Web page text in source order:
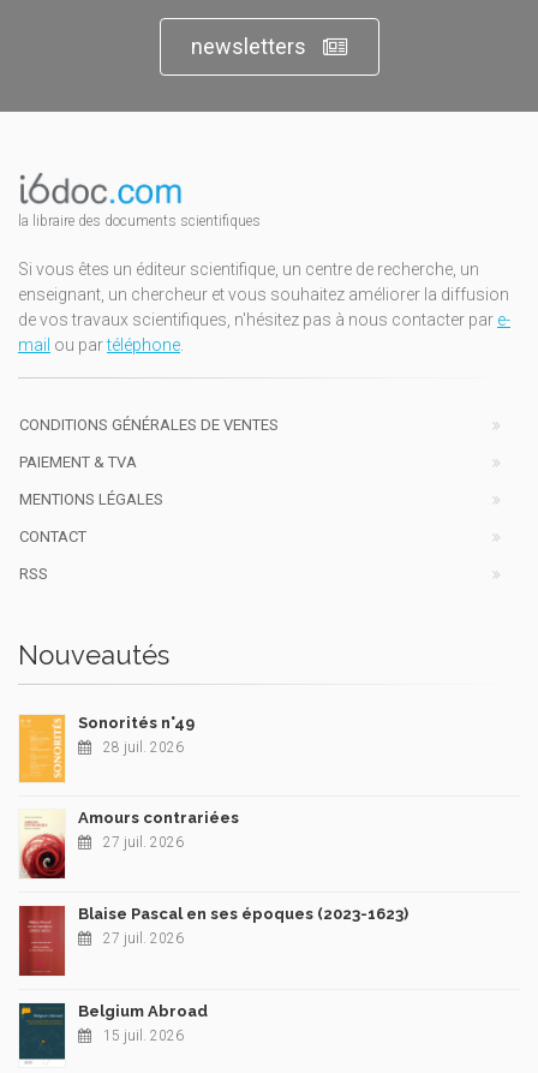
newsletters
la libraire des documents scientifiques
Si vous êtes un éditeur scientifique, un centre de recherche, un
enseignant, un chercheur et vous souhaitez améliorer la diffusion
de vos travaux scientifiques, n'hésitez pas à nous contacter par e-
mail ou partéléphone
CONDITIONS GÉNÉRALES DE VENTES
PAIEMENT & TVA
MENTIONS LÉGALES
CONTACT
RSS
Nouveautés
Sonorités n°49
28 juil. 2026
Amours contrariées
27 juil. 2026
Blaise Pascal en ses époques (2023-1623)
27 juil. 2026
Belgium Abroad
15 juil. 2026